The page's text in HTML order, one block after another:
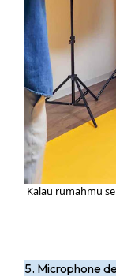
Kalau rumahmu
5. Microphone